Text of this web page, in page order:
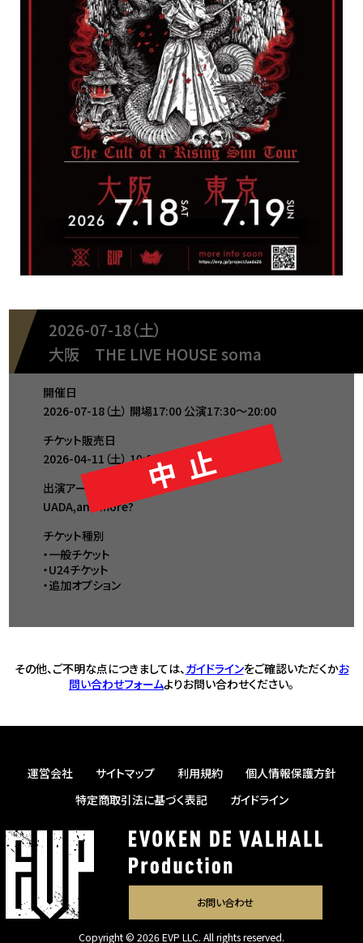
中止
2026-07-18（土）
大阪
THE LIVE HOUSE soma
開催日
2026-07-18（土） 開場17:00 公演17:30～20:00
チケット販売日
2026-04-11（土）10:00
出演アーティスト
UADA,and more?
チケット種別
・一般チケット
・U24チケット
・追加オプション
その他、ご不明な点につきましては、 ガイドラインをご確認いただくかお
問い合わせフォームよりお問い合わせください。
お問い合わせ
運営会社 サイトマップ 利用規約
個人情報保護方針
特定商取引法に基づく表記
ガイドライン
Copyright © 2026 EVP LLC. All rights reserved.